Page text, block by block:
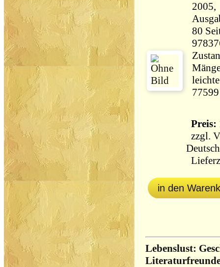
2005,
80 Seiten 94
77599
Preis:
zzgl.
in den
Lebenslust: